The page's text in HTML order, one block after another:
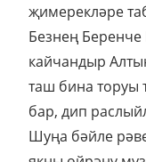
җимерекләре
Безнең
кайчандыр
таш бина торуы
бар, дип
Шуңа бәйле